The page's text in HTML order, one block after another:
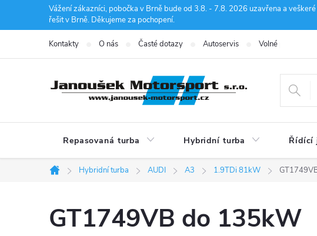
Vážení zákazníci, pobočka v Brně bude od 3.8. - 7.8. 2026 uzavřena a
řešit v Brně. Děkujeme za pochopení.
Kontakty O nás Časté dotazy Autoservis Volné pozice
Repasovaná turba Hybridní turba Řídící
Domů
Hybridní turba AUDI A3 1.9TDi 81kW
GT1749VB do 135kW